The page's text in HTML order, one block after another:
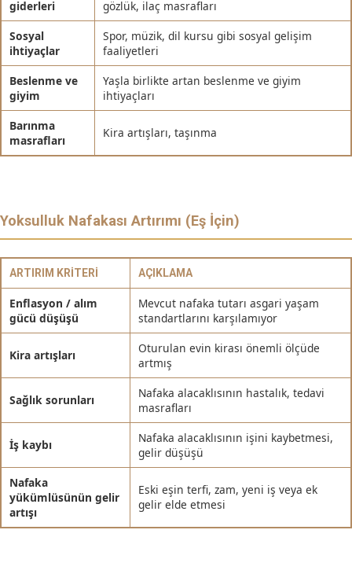
giderleri
gözlük, ilaç masrafları
Sosyal
ihtiyaçlar
Spor, müzik, dil kursu gibi sosyal gelişim
faaliyetleri
Beslenme ve
giyim
Yaşla birlikte artan beslenme ve giyim
ihtiyaçları
Barınma
masrafları
Kira artışları, taşınma
Yoksulluk Nafakası Artırımı (Eş İçin)
ARTIRIM KRITERI AÇIKLAMA
Enflasyon / alım
gücü düşüşü
Mevcut nafaka tutarı asgari yaşam
standartlarını karşılamıyor
Kira artışları
Oturulan evin kirası önemli ölçüde
artmış
Sağlık sorunları
Nafaka alacaklısının hastalık, tedavi
masrafları
İş kaybı
Nafaka alacaklısının işini kaybetmesi,
gelir düşüşü
Nafaka
yükümlüsünün gelir
artışı
Eski eşin terfi, zam, yeni iş veya ek
gelir elde etmesi